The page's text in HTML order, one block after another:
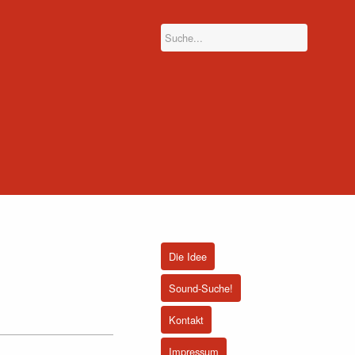
Die Idee
Sound-Suche!
Kontakt
Impressum